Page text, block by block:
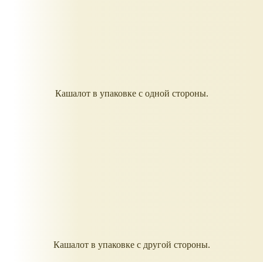
Кашалот в упаковке с одной стороны.
Кашалот в упаковке с другой стороны.